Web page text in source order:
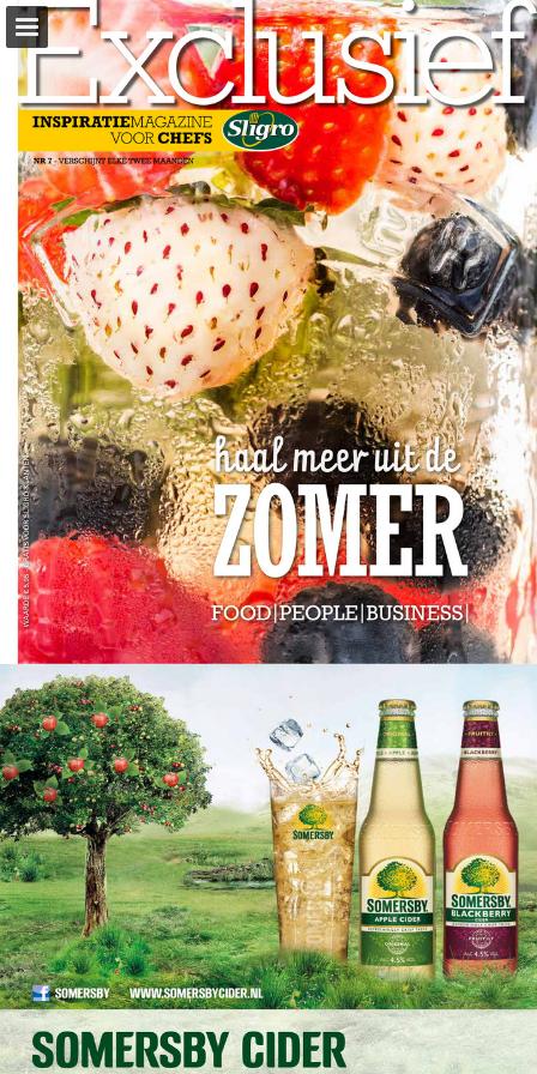
sligro.nl
Pagina overzicht
Volledig scherm
Download PDF
Zoeken
Privacybeleid bekijken
Publicatie rapporteren